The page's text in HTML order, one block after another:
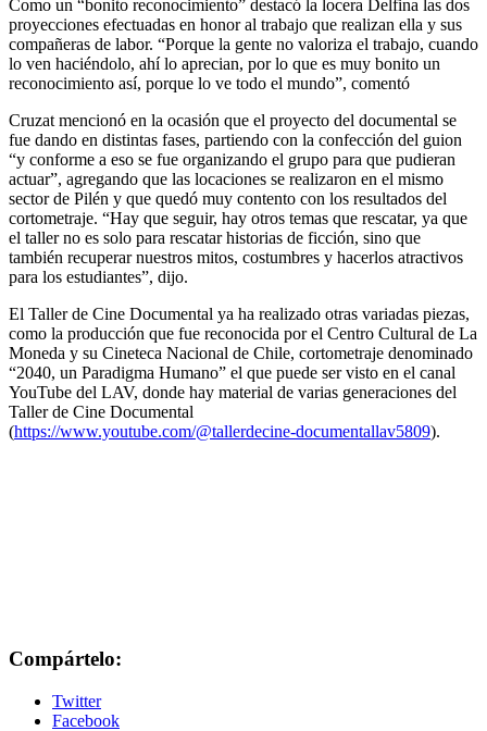
Como un “bonito reconocimiento” destacó la locera Delfina las dos
proyecciones efectuadas en honor al trabajo que realizan ella y sus
compañeras de labor. “Porque la gente no valoriza el trabajo, cuando
lo ven haciéndolo, ahí lo aprecian, por lo que es muy bonito un
reconocimiento así, porque lo ve todo el mundo”, comentó
Cruzat mencionó en la ocasión que el proyecto del documental se
fue dando en distintas fases, partiendo con la confección del guion
“y conforme a eso se fue organizando el grupo para que pudieran
actuar”, agregando que las locaciones se realizaron en el mismo
sector de Pilén y que quedó muy contento con los resultados del
cortometraje. “Hay que seguir, hay otros temas que rescatar, ya que
el taller no es solo para rescatar historias de ficción, sino que
también recuperar nuestros mitos, costumbres y hacerlos atractivos
para los estudiantes”, dijo.
El Taller de Cine Documental ya ha realizado otras variadas piezas,
como la producción que fue reconocida por el Centro Cultural de La
Moneda y su Cineteca Nacional de Chile, cortometraje denominado
“2040, un Paradigma Humano” el que puede ser visto en el canal
YouTube del LAV, donde hay material de varias generaciones del
Taller de Cine Documental
(https://www.youtube.com/@tallerdecine-documentallav5809).
Compártelo:
Twitter
Facebook